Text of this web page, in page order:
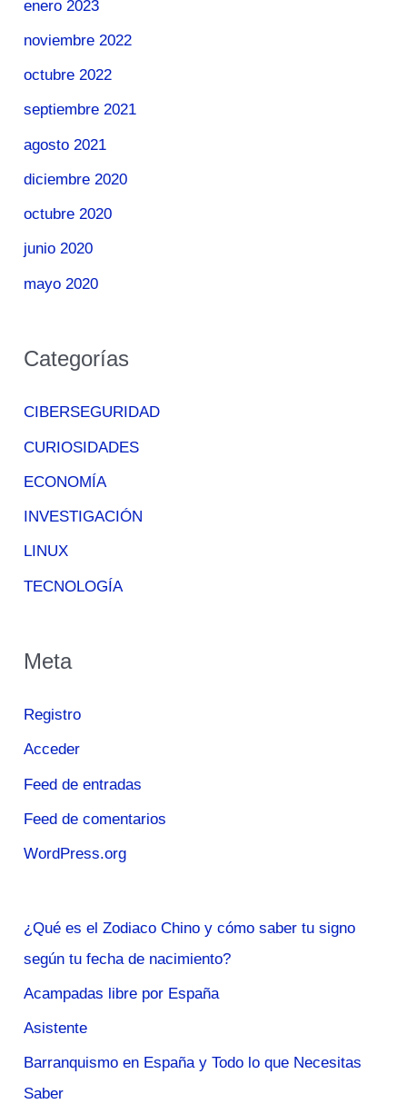
enero 2023
noviembre 2022
octubre 2022
septiembre 2021
agosto 2021
diciembre 2020
octubre 2020
junio 2020
mayo 2020
Categorías
CIBERSEGURIDAD
CURIOSIDADES
ECONOMÍA
INVESTIGACIÓN
LINUX
TECNOLOGÍA
Meta
Registro
Acceder
Feed de entradas
Feed de comentarios
WordPress.org
¿Qué es el Zodiaco Chino y cómo saber tu signo
según tu fecha de nacimiento?
Acampadas libre por España
Asistente
Barranquismo en España y Todo lo que Necesitas
Saber